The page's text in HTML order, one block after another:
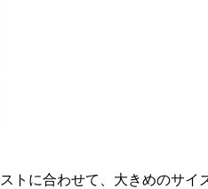
トに合わせて、大きめのサイ